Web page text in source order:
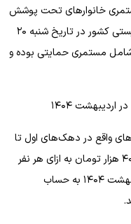
خانوارهای تحت پوشش
کمیته امداد امام خمینی (ره) و سازمان بهزیستی کشور در تاریخ شنبه ۲۰
شامل مستمری حمایتی بوده و
۱۴۰۴
واقع در دهک‌های اول تا
سوم است. این گروه مشمول دریافت مبلغ ۴۰۰ هزار تومان به ازای هر نفر
هستند. یارانه این دهک‌ها در تاریخ ۲۵ اردیبهشت ۱۴۰۴ به حساب